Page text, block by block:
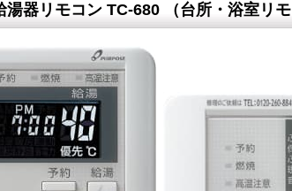
湯器リモコン TC-680 （台所・浴室リモ